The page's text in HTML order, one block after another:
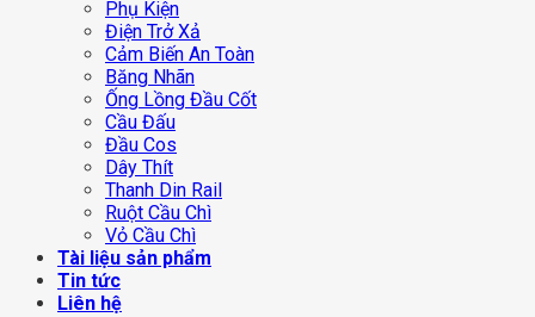
Phụ Kiện
Điện Trở Xả
Cảm Biến An Toàn
Băng Nhãn
Ống Lồng Đầu Cốt
Cầu Đấu
Đầu Cos
Dây Thít
Thanh Din Rail
Ruột Cầu Chì
Vỏ Cầu Chì
Tài liệu sản phẩm
Tin tức
Liên hệ